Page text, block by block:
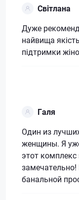
Світлана
Дуже
найвища
підтримки
Галя
Один из
женщины. Я
этот
банальной